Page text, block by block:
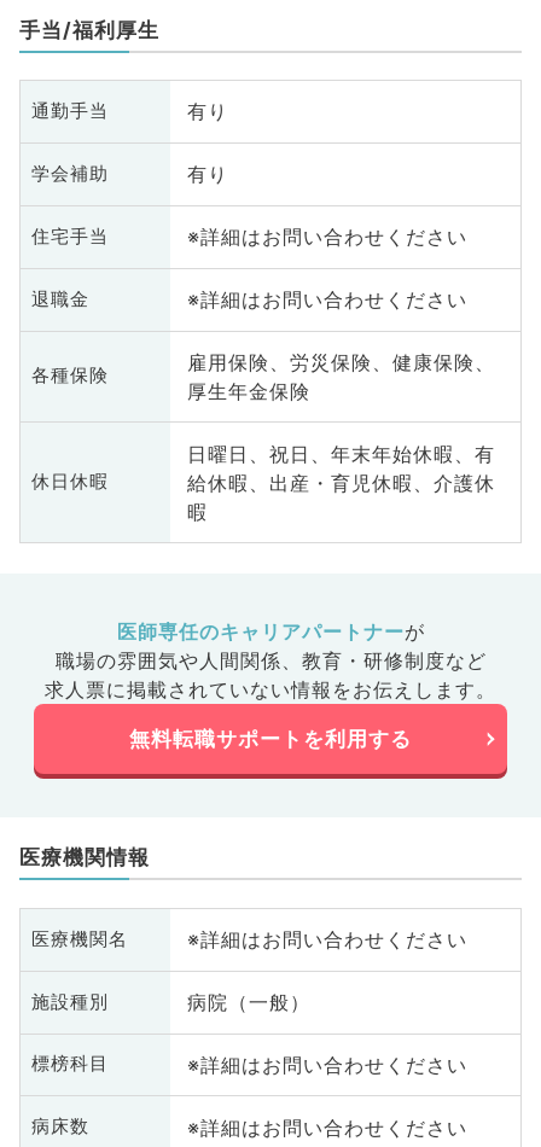
手当/福利厚生
通勤手当 有り
学会補助 有り
住宅手当 ※詳細はお問い合わせください
退職金 ※詳細はお問い合わせください
各種保険
雇用保険、労災保険、健康保険、
厚生年金保険
休日休暇
日曜日、祝日、年末年始休暇、有
給休暇、出産・育児休暇、介護休
暇
医師専任のキャリアパートナーが
職場の雰囲気や人間関係、 教育・研修制度など
求人票に掲載されていない情報をお伝えします。
無料転職サポートを利用する
医療機関情報
医療機関名 ※詳細はお問い合わせください
施設種別 病院（一般）
標榜科目 ※詳細はお問い合わせください
病床数 ※詳細はお問い合わせください